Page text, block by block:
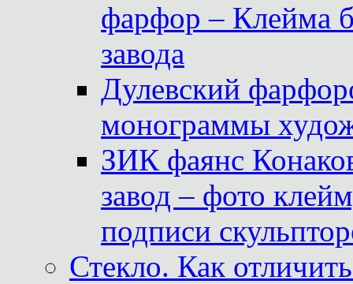
фарфор – Клейма
завода
Дулевский
монограммы
ЗИК фаянс
завод – фото
подписи
Стекло. Как